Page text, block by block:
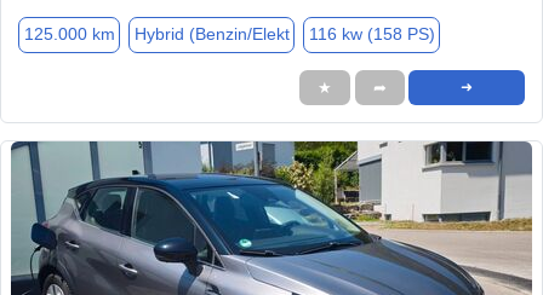
125.000 km Hybrid (Benzin/Elekt 116 kw (158 PS)
★ ➦ ➜